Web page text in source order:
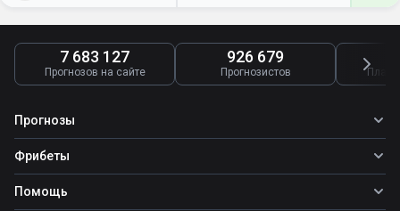
7 683 127
Прогнозов на сайте
926 679
Прогнозистов
Прогнозы
Все прогнозы
Топ ставок
Прогнозы на футбол
Фрибеты
Фрибеты
Фрибет Ubet
Помощь